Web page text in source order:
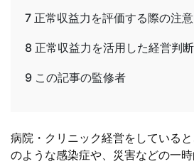
7 正常収益力を評価する際の注
8 正常収益力を活用した経営判
9 この記事の監修者
病院・クリニック経営をしている
のような感染症や、災害などの一